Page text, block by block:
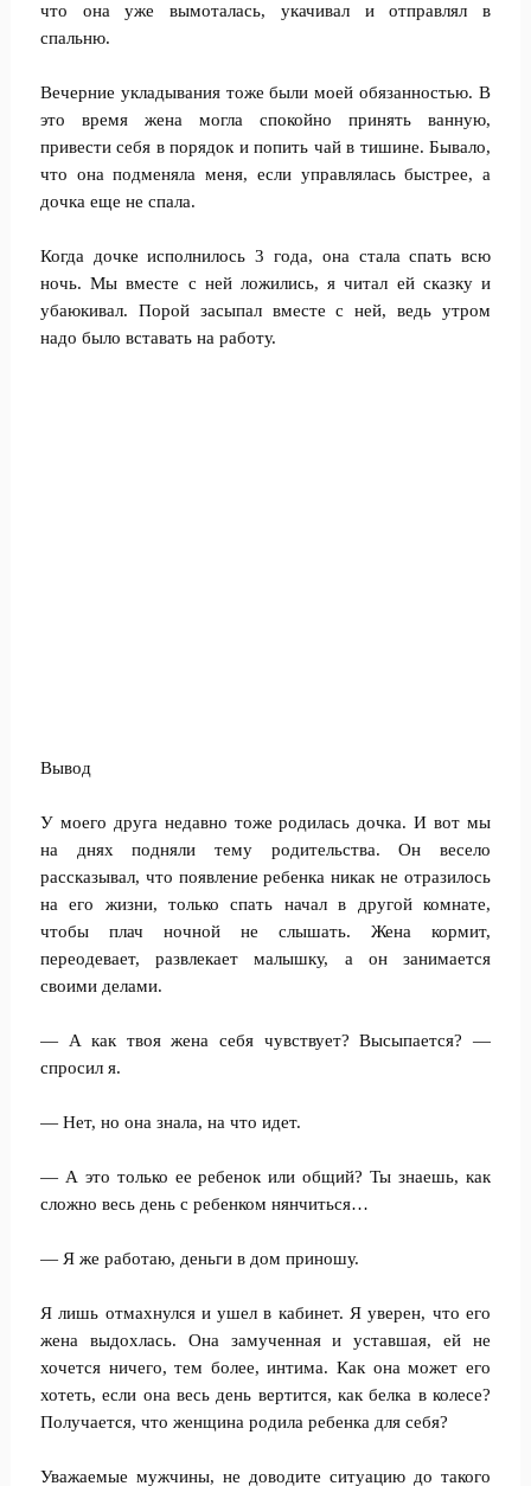
что она уже вымоталась, укачивал и отправлял в
спальню.
Вечерние укладывания тоже были моей обязанностью. В
это время жена могла спокойно принять ванную,
привести себя в порядок и попить чай в тишине. Бывало,
что она подменяла меня, если управлялась быстрее, а
дочка еще не спала.
Когда дочке исполнилось 3 года, она стала спать всю
ночь. Мы вместе с ней ложились, я читал ей сказку и
убаюкивал. Порой засыпал вместе с ней, ведь утром
надо было вставать на работу.
Вывод
У моего друга недавно тоже родилась дочка. И вот мы
на днях подняли тему родительства. Он весело
рассказывал, что появление ребенка никак не отразилось
на его жизни, только спать начал в другой комнате,
чтобы плач ночной не слышать. Жена кормит,
переодевает, развлекает малышку, а он занимается
своими делами.
— А как твоя жена себя чувствует? Высыпается? —
спросил я.
— Нет, но она знала, на что идет.
— А это только ее ребенок или общий? Ты знаешь, как
сложно весь день с ребенком нянчиться…
— Я же работаю, деньги в дом приношу.
Я лишь отмахнулся и ушел в кабинет. Я уверен, что его
жена выдохлась. Она замученная и уставшая, ей не
хочется ничего, тем более, интима. Как она может его
хотеть, если она весь день вертится, как белка в колесе?
Получается, что женщина родила ребенка для себя?
Уважаемые мужчины, не доводите ситуацию до такого